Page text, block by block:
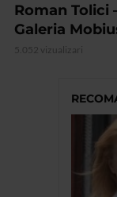
Roman Tolici
Galeria
5.052 vizualizari